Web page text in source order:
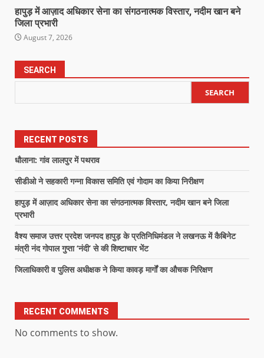
हापुड़ में आज़ाद अधिकार सेना का संगठनात्मक विस्तार, नदीम खान बने
जिला प्रभारी
August 7, 2026
SEARCH
SEARCH
RECENT POSTS
धौलाना: गांव लालपुर में पथराव
सीडीओ ने सहकारी गन्ना विकास समिति एवं गोदाम का किया निरीक्षण
हापुड़ में आज़ाद अधिकार सेना का संगठनात्मक विस्तार, नदीम खान बने जिला
प्रभारी
वैश्य समाज उत्तर प्रदेश जनपद हापुड़ के प्रतिनिधिमंडल ने लखनऊ में कैबिनेट
मंत्री नंद गोपाल गुप्ता ‘नंदी’ से की शिष्टाचार भेंट
जिलाधिकारी व पुलिस अधीक्षक ने किया कावड़ मार्गों का औचक निरिक्षण
RECENT COMMENTS
No comments to show.